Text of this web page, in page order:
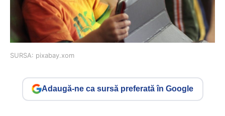
SURSA: pixabay.xom
Adaugă-ne ca sursă preferată în Google